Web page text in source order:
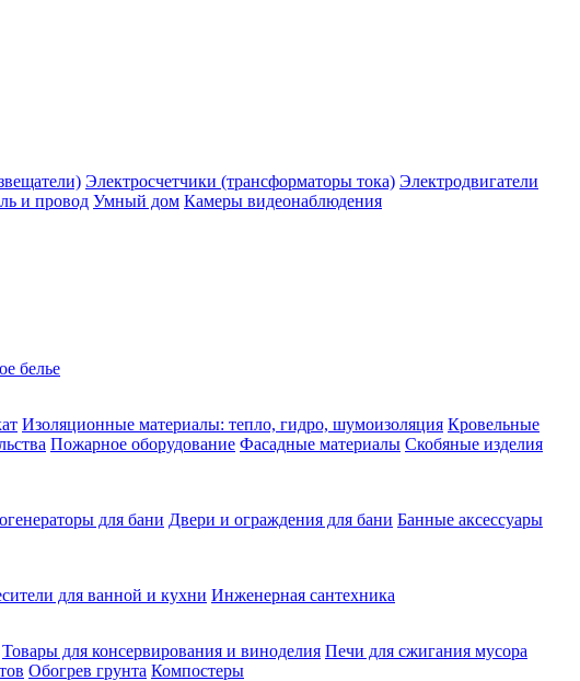
Электросчетчики (трансформаторы тока) Электродвигатели
и провод Умный дом Камеры видеонаблюдения
белье
Изоляционные материалы: тепло, гидро, шумоизоляция Кровельные
Пожарное оборудование Фасадные материалы Скобяные изделия
для бани Двери и ограждения для бани Банные аксессуары
для ванной и кухни Инженерная сантехника
Товары для консервирования и виноделия Печи для сжигания мусора
Обогрев грунта Компостеры